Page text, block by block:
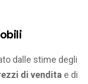
dalle stime degli
di vendita e di